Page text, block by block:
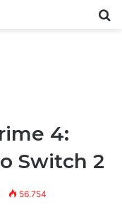
4:
Switch 2
56.754